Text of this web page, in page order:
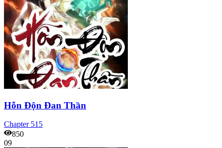
Hỗn Độn Đan Thần
Chapter 515
850
09